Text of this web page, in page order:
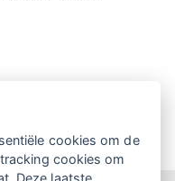
cookies om de
cookies om
Deze laatste